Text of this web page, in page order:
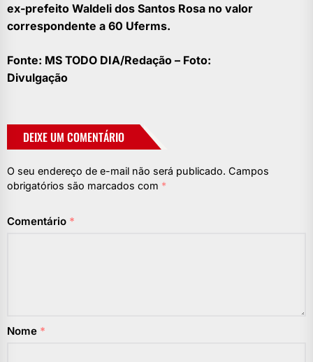
ex-prefeito Waldeli dos Santos Rosa no valor
correspondente a 60 Uferms.
Fonte: MS TODO DIA/Redação – Foto:
Divulgação
DEIXE UM COMENTÁRIO
O seu endereço de e-mail não será publicado. Campos
obrigatórios são marcados com *
Comentário *
Nome *